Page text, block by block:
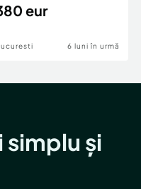
eur
6 luni în urmă
simplu și